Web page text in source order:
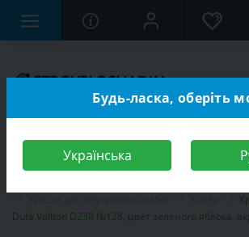
Dufa Vollton D230 №128, цвет зеленого яблока,
Будь-ласка, оберіть
Українська